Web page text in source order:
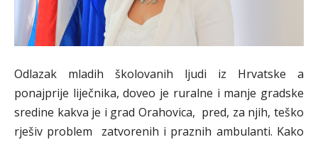
Odlazak mladih školovanih ljudi iz Hrvatske a
ponajprije liječnika, doveo je ruralne i manje gradske
sredine kakva je i grad Orahovica, pred, za njih, teško
rješiv problem zatvorenih i praznih ambulanti. Kako